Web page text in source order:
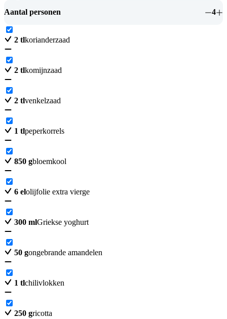
Aantal personen 4
2 tlkorianderzaad
2 tlkomijnzaad
2 tlvenkelzaad
1 tlpeperkorrels
850 gbloemkool
6 elolijfolie extra vierge
300 mlGriekse yoghurt
50 gongebrande amandelen
1 tlchilivlokken
250 gricotta